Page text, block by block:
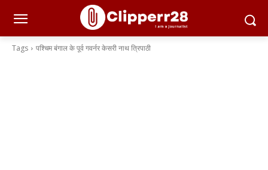
Tags पश्चिम बंगाल के पूर्व गवर्नर केसरी नाथ त्रिपाठी